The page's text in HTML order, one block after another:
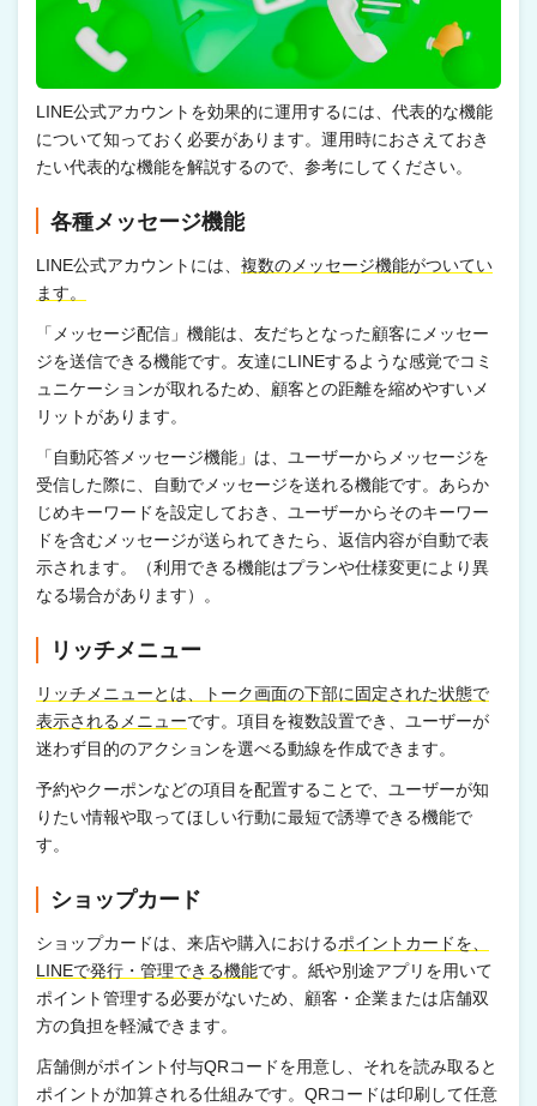
LINE公式アカウントを効果的に運用するには、代表的な機能
について知っておく必要があります。運用時におさえておき
たい代表的な機能を解説するので、参考にしてください。
各種メッセージ機能
LINE公式アカウントには、 複数のメッセージ機能がついてい
ます。
「メッセージ配信」機能は、友だちとなった顧客にメッセー
ジを送信できる機能です。友達にLINEするような感覚でコミ
ュニケーションが取れるため、顧客との距離を縮めやすいメ
リットがあります。
「自動応答メッセージ機能」は、ユーザーからメッセージを
受信した際に、自動でメッセージを送れる機能です。あらか
じめキーワードを設定しておき、ユーザーからそのキーワー
ドを含むメッセージが送られてきたら、返信内容が自動で表
示されます。（利用できる機能はプランや仕様変更により異
なる場合があります）。
リッチメニュー
リッチメニューとは、トーク画面の下部に固定された状態で
表示されるメニューです。項目を複数設置でき、ユーザーが
迷わず目的のアクションを選べる動線を作成できます。
予約やクーポンなどの項目を配置することで、ユーザーが知
りたい情報や取ってほしい行動に最短で誘導できる機能で
す。
ショップカード
ショップカードは、来店や購入におけるポイントカードを、
LINEで発行・管理できる機能です。紙や別途アプリを用いて
ポイント管理する必要がないため、顧客・企業または店舗双
方の負担を軽減できます。
店舗側がポイント付与QRコードを用意し、それを読み取ると
ポイントが加算される仕組みです。QRコードは印刷して任意